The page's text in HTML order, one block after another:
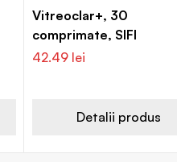
Vitreoclar+, 30
comprimate, SIFI
42.49 lei
Detalii produs